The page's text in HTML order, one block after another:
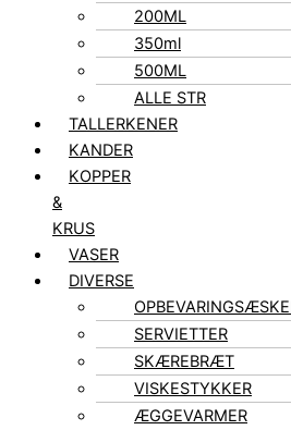
200ML
350ml
500ML
ALLE STR
TALLERKENER
KANDER
KOPPER
&
KRUS
VASER
DIVERSE
SERVIETTER
SKÆREBRÆT
VISKESTYKKER
ÆGGEVARMER